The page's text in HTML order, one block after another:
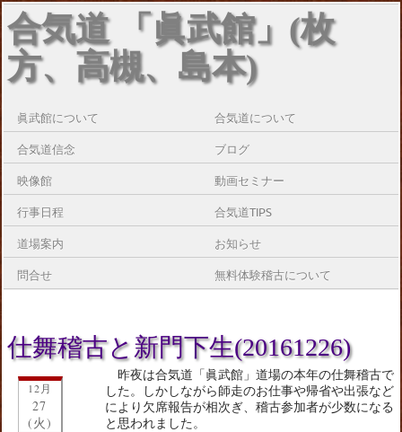
合気道 「眞武館」(枚
方、高槻、島本)
眞武館について 合気道について
合気道信念 ブログ
映像館 動画セミナー
行事日程 合気道TIPS
道場案内 お知らせ
問合せ 無料体験稽古について
仕舞稽古と新門下生(20161226)
12月
27
(火)
昨夜は合気道「眞武館」道場の本年の仕舞稽古で
した。しかしながら師走のお仕事や帰省や出張など
により欠席報告が相次ぎ、稽古参加者が少数になる
と思われました。